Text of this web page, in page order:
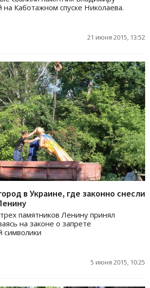
Каботажном спуске Николаева.
21 июня 2015, 13:52
в Украине, где законно снесли
памятников Ленину принял
на законе о запрете
символики
5 июня 2015, 10:25